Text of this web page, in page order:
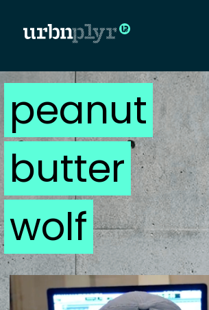
CÍMLAP
DIZÁJN
DIVAT
HIP
KULT
UTCA
peanut
butter
wolf